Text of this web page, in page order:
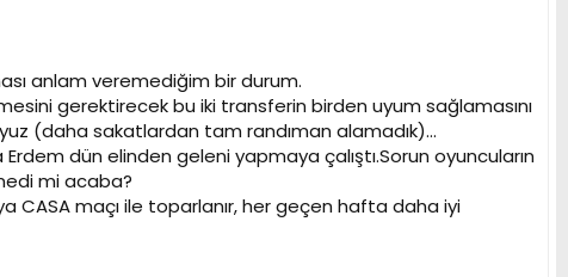
anlam veremediğim bir durum.
gerektirecek bu iki transferin birden uyum sağlamasını
(daha sakatlardan tam randıman alamadık)...
dün elinden geleni yapmaya çalıştı.Sorun oyuncuların
mi acaba?
CASA maçı ile toparlanır, her geçen hafta daha iyi